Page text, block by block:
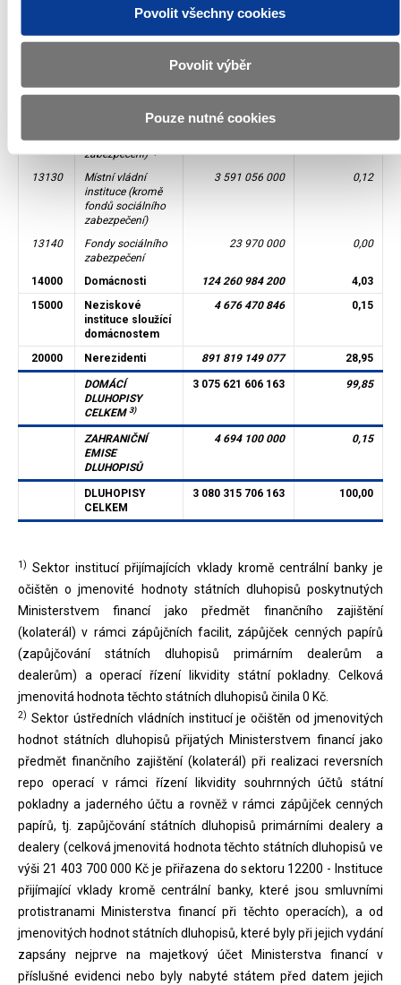
Povolit všechny cookies
Povolit výběr
Pouze nutné cookies
národní soukromé
12903
Penzijní fondy,
383 770 270 000 12,46
13000 Vládní instituce 39 824 726 000
1,29
Ústřední vládní
instituce (kromě
fondů sociálního
zabezpečení)
36 209 700 000
13130
Místní vládní
instituce (kromě
fondů sociálního
zabezpečení)
3 591 056 000 0,12
13140
Fondy sociálního
zabezpečení
23 970 000 0,00
14000 Domácnosti 124 260 984 200
4,03
15000
Neziskové
instituce sloužící
domácnostem
4 676 470 846 0,15
20000 Nerezidenti 891 819 149 077 28,95
DOMÁCÍ
DLUHOPISY
CELKEM 3)
3 075 621 606 163 99,85
ZAHRANIČNÍ
EMISE
DLUHOPISŮ
4 694 100 000 0,15
DLUHOPISY
CELKEM
3 080 315 706 163 100,00
1) Sektor institucí přijímajících vklady kromě centrální banky je
očištěn o jmenovité hodnoty státních dluhopisů poskytnutých
Ministerstvem financí jako předmět finančního zajištění
(kolaterál) v rámci zápůjčních facilit, zápůjček cenných papírů
(zapůjčování státních dluhopisů primárním dealerům a
dealerům) a operací řízení likvidity státní pokladny. Celková
jmenovitá hodnota těchto státních dluhopisů činila 0 Kč.
2) Sektor ústředních vládních institucí je očištěn od jmenovitých
hodnot státních dluhopisů přijatých Ministerstvem financí jako
předmět finančního zajištění (kolaterál) při realizaci reversních
repo operací v rámci řízení likvidity souhrnných účtů státní
pokladny a jaderného účtu a rovněž v rámci zápůjček cenných
papírů, tj. zapůjčování státních dluhopisů primárními dealery a
dealery (celková jmenovitá hodnota těchto státních dluhopisů ve
výši 21 403 700 000 Kč je přiřazena do sektoru 12200 - Instituce
přijímající vklady kromě centrální banky, které jsou smluvními
protistranami Ministerstva financí při těchto operacích), a od
jmenovitých hodnot státních dluhopisů, které byly při jejich vydání
zapsány nejprve na majetkový účet Ministerstva financí v
příslušné evidenci nebo byly nabyté státem před datem jejich